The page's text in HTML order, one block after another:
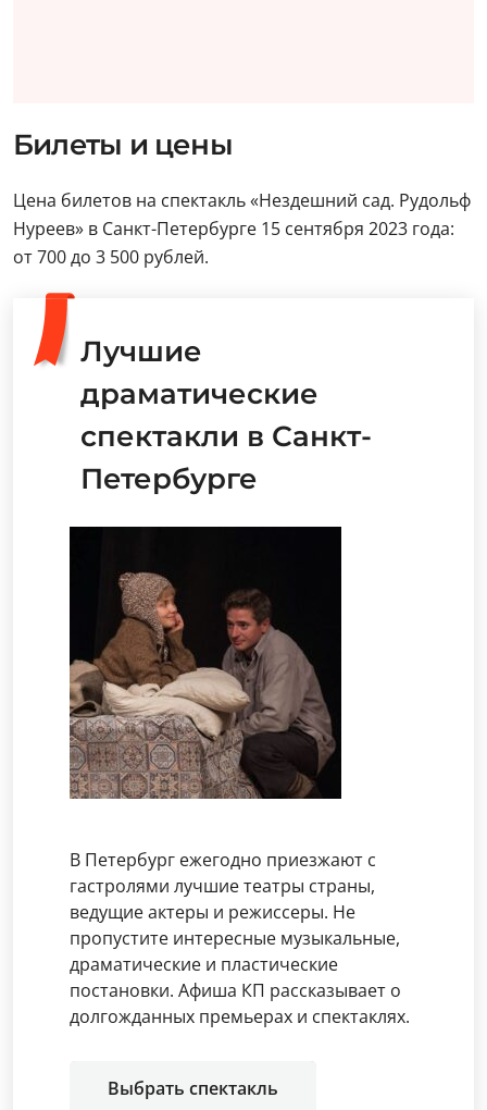
Билеты и цены
Цена билетов на спектакль «Нездешний сад. Рудольф
Нуреев» в Санкт-Петербурге 15 сентября 2023 года:
от 700 до 3 500 рублей.
Лучшие
драматические
спектакли в Санкт-
Петербурге
В Петербург ежегодно приезжают с
гастролями лучшие театры страны,
ведущие актеры и режиссеры. Не
пропустите интересные музыкальные,
драматические и пластические
постановки. Афиша КП рассказывает о
долгожданных премьерах и спектаклях.
Выбрать спектакль